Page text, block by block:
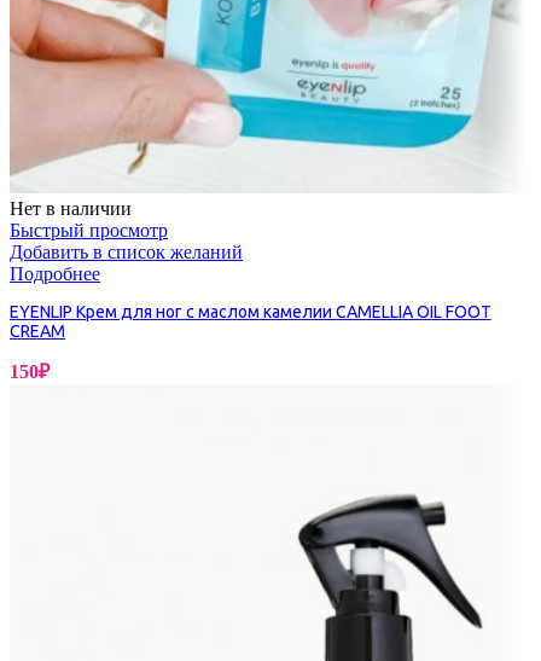
Нет в наличии
Быстрый просмотр
Добавить в список желаний
Подробнее
EYENLIP Крем для ног с маслом камелии CAMELLIA OIL FOOT
CREAM
150₽